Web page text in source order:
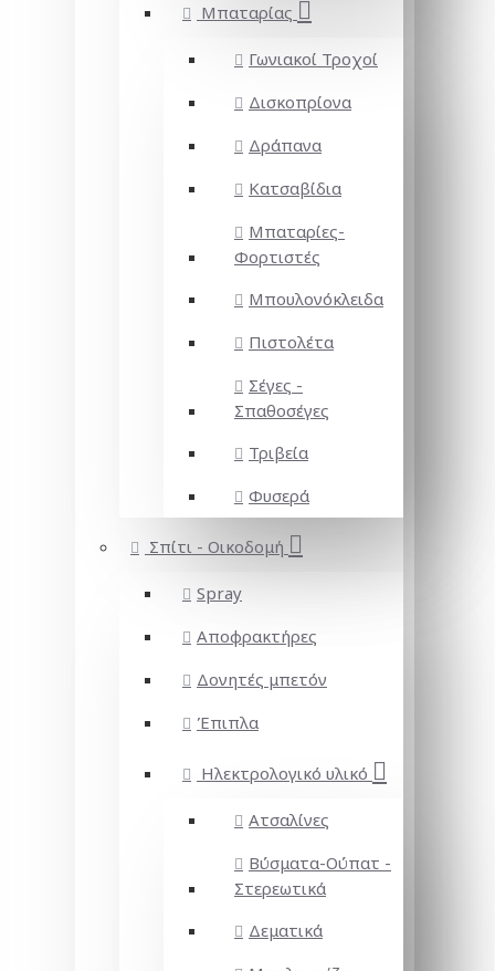
Μπαταρίας
Γωνιακοί Τροχοί
Δισκοπρίονα
Δράπανα
Κατσαβίδια
Μπαταρίες-
Φορτιστές
Μπουλονόκλειδα
Πιστολέτα
Σέγες -
Σπαθοσέγες
Τριβεία
Φυσερά
Σπίτι - Οικοδομή
Spray
Αποφρακτήρες
Δονητές μπετόν
Έπιπλα
Ηλεκτρολογικό υλικό
Ατσαλίνες
Βύσματα-Ούπατ -
Στερεωτικά
Δεματικά